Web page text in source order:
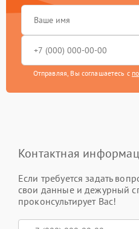
Отправляя, Вы соглашаетесь с
Контактная
Если требуется задать
свои данные и дежурный
проконсультирует Вас!